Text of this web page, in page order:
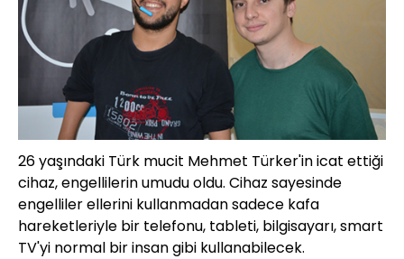
26 yaşındaki Türk mucit Mehmet Türker'in icat ettiği
cihaz, engellilerin umudu oldu. Cihaz sayesinde
engelliler ellerini kullanmadan sadece kafa
hareketleriyle bir telefonu, tableti, bilgisayarı, smart
TV'yi normal bir insan gibi kullanabilecek.